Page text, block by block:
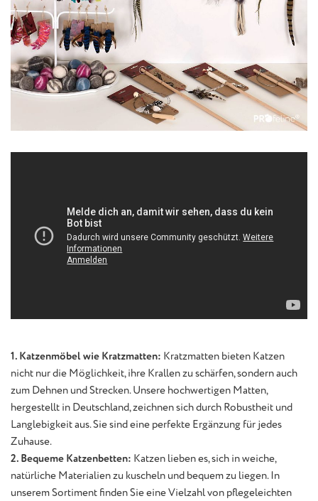
1. Katzenmöbel wie Kratzmatten: Kratzmatten bieten Katzen
nicht nur die Möglichkeit, ihre Krallen zu schärfen, sondern auch
zum Dehnen und Strecken. Unsere hochwertigen Matten,
hergestellt in Deutschland, zeichnen sich durch Robustheit und
Langlebigkeit aus. Sie sind eine perfekte Ergänzung für jedes
Zuhause.
2. Bequeme Katzenbetten: Katzen lieben es, sich in weiche,
natürliche Materialien zu kuscheln und bequem zu liegen. In
unserem Sortiment finden Sie eine Vielzahl von pflegeleichten